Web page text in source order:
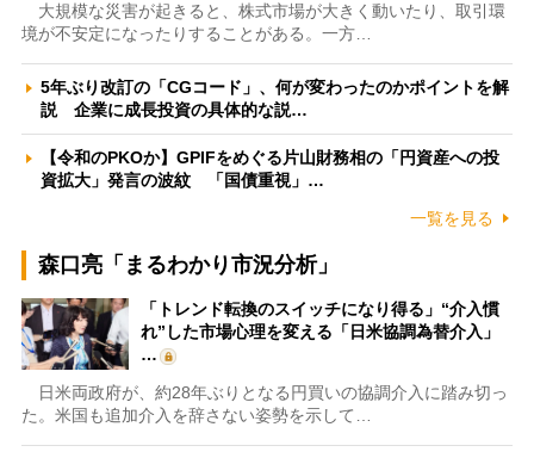
大規模な災害が起きると、株式市場が大きく動いたり、取引環
境が不安定になったりすることがある。一方…
5年ぶり改訂の「CGコード」、何が変わったのかポイントを解
説 企業に成長投資の具体的な説…
【令和のPKOか】GPIFをめぐる片山財務相の「円資産への投
資拡大」発言の波紋 「国債重視」…
一覧を見る
森口亮「まるわかり市況分析」
「トレンド転換のスイッチになり得る」“介入慣
れ”した市場心理を変える「日米協調為替介入」
…
日米両政府が、約28年ぶりとなる円買いの協調介入に踏み切っ
た。米国も追加介入を辞さない姿勢を示して…